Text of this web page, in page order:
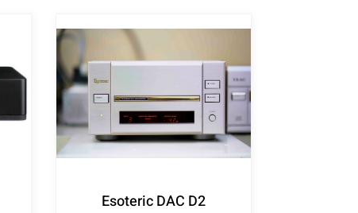
Esoteric DAC D2